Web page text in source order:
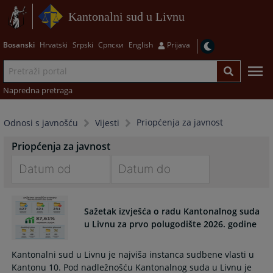
Kantonalni sud u Livnu
Bosanski Hrvatski Srpski Српски English Prijava
Napredna pretraga
Odnosi s javnošću Vijesti Priopćenja za javnost
Priopćenja za javnost
forward
to
interact
with
the
calendar
to
interact
the
calendar
Sažetak izvješća o radu Kantonalnog suda
u Livnu za prvo polugodište 2026. godine
Kantonalni sud u Livnu je najviša instanca sudbene vlasti u
Kantonu 10. Pod nadležnošću Kantonalnog suda u Livnu je